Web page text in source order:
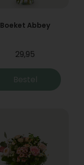
Boeket Abbey
29,95
Bestel